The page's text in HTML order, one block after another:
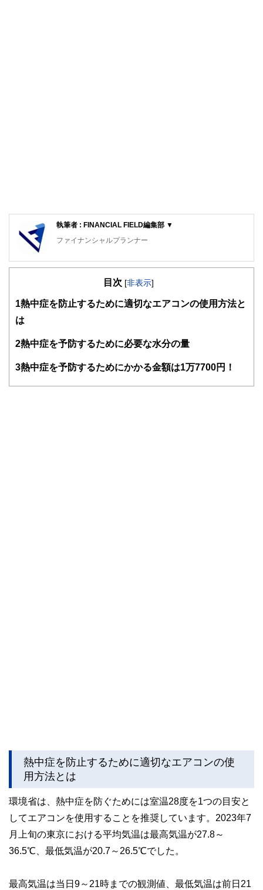
執筆者 : FINANCIAL FIELD編集部 ▼
ファイナンシャルプランナー
FinancialField編集部は、金融、経済に関する記事を、日々
知識がない方でも理解できるようわかりやすく発信していま
関わることで、読者目線のコンテンツを追求しています。
FinancialFieldの特徴は、ファイナンシャルプランナー、弁
ドバイザー、DCプランナー、公認会計士、社会保険労務
目次 [非表示]
1 熱中症を防止するために適切なエアコンの使用方法と
は
2熱中症を予防するために必要な水分の量
3熱中症を予防するためにかかる金額は1万7700円！
熱中症を防止するために適切なエアコンの使
用方法とは
環境省は、熱中症を防ぐためには室温28度を1つの目安と
してエアコンを使用することを推奨しています。2023年7
月上旬の東京における平均気温は最高気温が27.8～
36.5℃、最低気温が20.7～26.5℃でした。
最高気温は当日9～21時までの観測値、最低気温は前日21